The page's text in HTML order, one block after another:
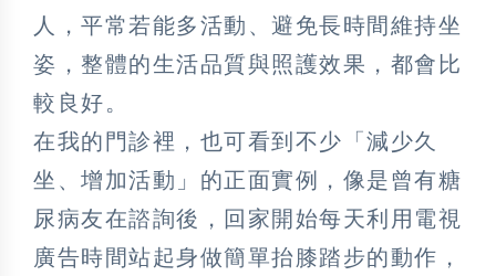
人，平常若能多活動、避免長時間維持坐
姿，整體的生活品質與照護效果，都會比
較良好。
在我的門診裡，也可看到不少「減少久
坐、增加活動」的正面實例，像是曾有糖
尿病友在諮詢後，回家開始每天利用電視
廣告時間站起身做簡單抬膝踏步的動作，